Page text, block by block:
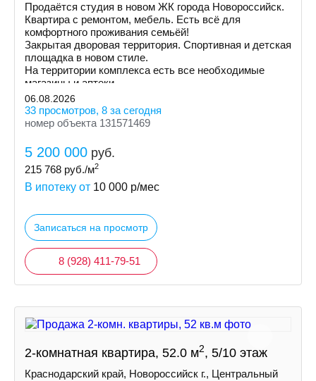
Продаётся студия в новом ЖК города Новороссийск.
Квартира с ремонтом, мебель. Есть всё для
комфортного проживания семьёй!
Закрытая дворовая территория. Спортивная и детская
площадка в новом стиле.
На территории комплекса есть все необходимые
магазины и аптеки.
06.08.2026
33 просмотров, 8 за сегодня
номер объекта 131571469
5 200 000 руб.
215 768 руб./м2
В ипотеку от 10 000 р/мес
Записаться на просмотр
8 (928) 411-79-51
2-комнатная квартира, 52.0 м2, 5/10 этаж
Краснодарский край, Новороссийск г., Центральный